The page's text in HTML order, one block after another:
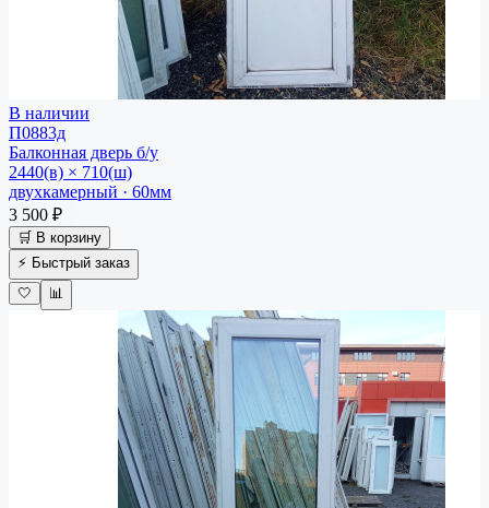
В наличии
П0883д
Балконная дверь б/у
2440(в) × 710(ш)
двухкамерный · 60мм
3 500 ₽
🛒 В корзину
⚡ Быстрый заказ
🤍
📊